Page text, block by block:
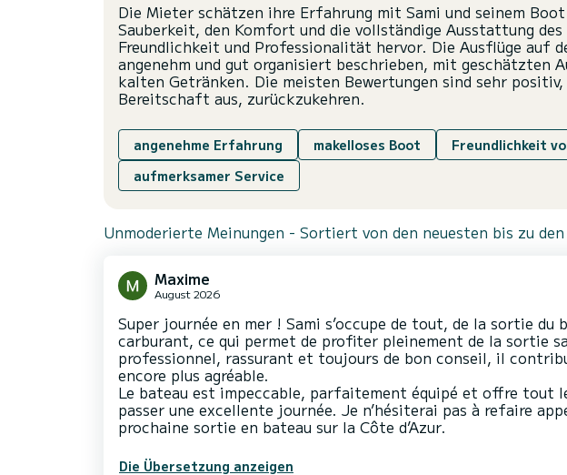
Die Mieter schätzen ihre Erfahrung mit Sami und seinem
Sauberkeit, den Komfort und die vollständige Ausstattung des
Freundlichkeit und Professionalität hervor. Die Ausflüge auf
angenehm und gut organisiert beschrieben, mit geschätzten
kalten Getränken. Die meisten Bewertungen sind sehr
Bereitschaft aus, zurückzukehren.
angenehme Erfahrung makelloses Boot
Freundlichkeit
aufmerksamer Service
Unmoderierte Meinungen - Sortiert von den neuesten bis zu
Maxime
August 2026
Super journée en mer ! Sami s’occupe de tout, de la sortie du
carburant, ce qui permet de profiter pleinement de la sortie
professionnel, rassurant et toujours de bon conseil, il
encore plus agréable.
Le bateau est impeccable, parfaitement équipé et offre tout
passer une excellente journée. Je n’hésiterai pas à refaire
prochaine sortie en bateau sur la Côte d’Azur.
Die Übersetzung anzeigen